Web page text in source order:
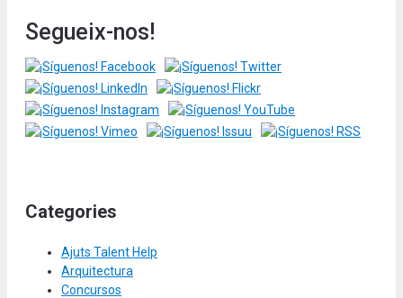
Segueix-nos!
Categories
Ajuts Talent Help
Arquitectura
Concursos